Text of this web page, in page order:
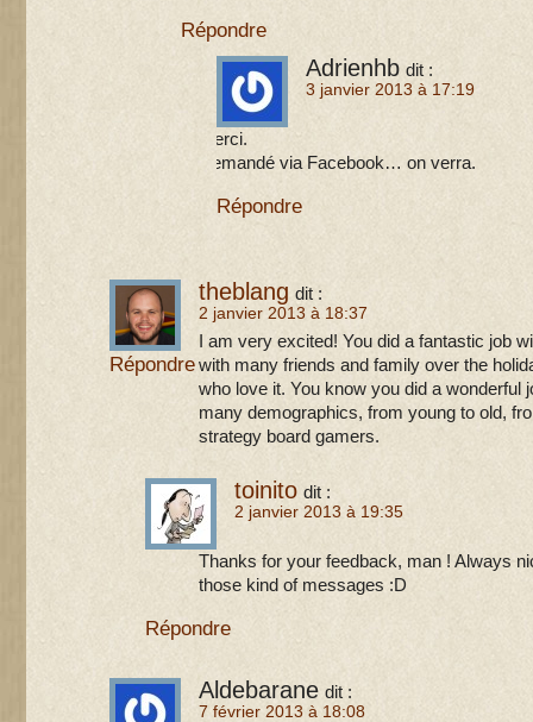
Répondre
Adrienhb dit :
3 janvier 2013 à 17:19
Merci.
Demandé via Facebook… on verra.
Répondre
theblang dit :
2 janvier 2013 à 18:37
I am very excited! You did a fantastic job
with many friends and family over the
who love it. You know you did a wonderful
many demographics, from young to old,
strategy board gamers.
Répondre
toinito dit :
2 janvier 2013 à 19:35
Thanks for your feedback, man ! Always
those kind of messages :D
Répondre
Aldebarane dit :
7 février 2013 à 18:08